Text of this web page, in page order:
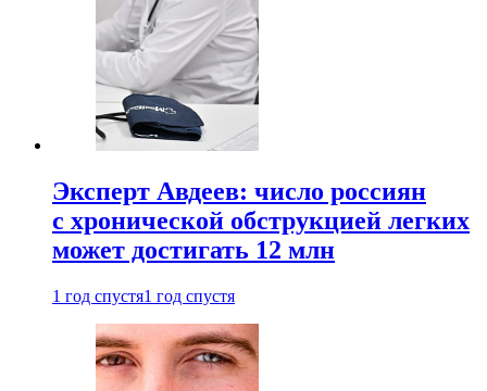
Эксперт Авдеев: число россиян
с хронической обструкцией легких
может достигать 12 млн
1 год спустя1 год спустя